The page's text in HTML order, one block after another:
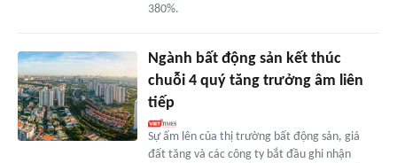
380%.
Ngành bất động sản kết thúc
chuỗi 4 quý tăng trưởng âm liên
tiếp
Sự ấm lên của thị trường bất động sản, giá
đất tăng và các công ty bắt đầu ghi nhận